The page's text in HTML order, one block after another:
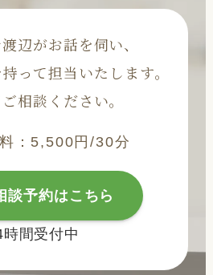
辺がお話を伺い、
って担当いたします。
相談ください。
：5,500円/30分
談予約はこちら
時間受付中